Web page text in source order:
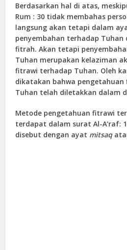
Berdasarkan hal di atas,
Rum : 30 tidak membahas
langsung akan tetapi dalam
penyembahan terhadap Tuhan
fitrah. Akan tetapi
Tuhan merupakan kelaziman
fitrawi terhadap Tuhan. Oleh
dikatakan bahwa
Tuhan telah diletakkan dalam
Metode pengetahuan fitrawi
terdapat dalam surat Al-A’raf:
disebut dengan ayat mitsaq